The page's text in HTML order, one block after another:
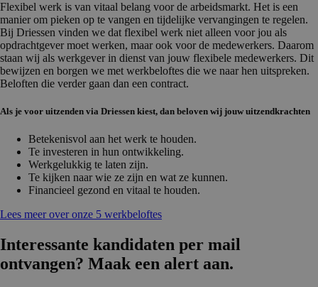
Flexibel werk is van vitaal belang voor de arbeidsmarkt. Het is een
manier om pieken op te vangen en tijdelijke vervangingen te regelen.
Bij Driessen vinden we dat flexibel werk niet alleen voor jou als
opdrachtgever moet werken, maar ook voor de medewerkers. Daarom
staan wij als werkgever in dienst van jouw flexibele medewerkers. Dit
bewijzen en borgen we met werkbeloftes die we naar hen uitspreken.
Beloften die verder gaan dan een contract.
Als je voor uitzenden via Driessen kiest, dan beloven wij jouw uitzendkrachten
Betekenisvol aan het werk te houden.
Te investeren in hun ontwikkeling.
Werkgelukkig te laten zijn.
Te kijken naar wie ze zijn en wat ze kunnen.
Financieel gezond en vitaal te houden.
Lees meer over onze 5 werkbeloftes
Interessante kandidaten per mail
ontvangen? Maak een alert aan.